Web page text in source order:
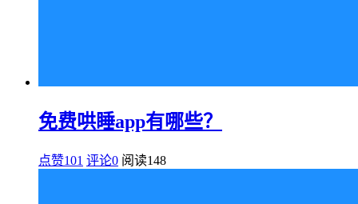
免费哄睡app有哪些？
点赞101 评论0 阅读148